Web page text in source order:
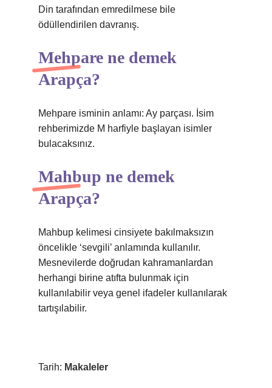
Din tarafından emredilmese bile
ödüllendirilen davranış.
Mehpare ne demek
Arapça?
Mehpare isminin anlamı: Ay parçası. İsim
rehberimizde M harfiyle başlayan isimler
bulacaksınız.
Mahbup ne demek
Arapça?
Mahbup kelimesi cinsiyete bakılmaksızın
öncelikle ‘sevgili’ anlamında kullanılır.
Mesnevilerde doğrudan kahramanlardan
herhangi birine atıfta bulunmak için
kullanılabilir veya genel ifadeler kullanılarak
tartışılabilir.
Tarih: Makaleler